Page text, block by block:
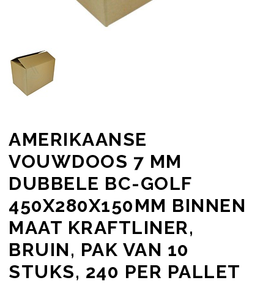
AMERIKAANSE
VOUWDOOS 7 MM
DUBBELE BC-GOLF
450X280X150MM BINNEN
MAAT KRAFTLINER,
BRUIN, PAK VAN 10
STUKS, 240 PER PALLET